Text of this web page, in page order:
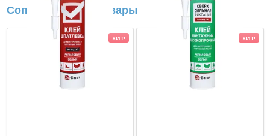
Сопутствующие товары
ХИТ! ХИТ!